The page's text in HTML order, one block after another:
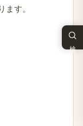
す。